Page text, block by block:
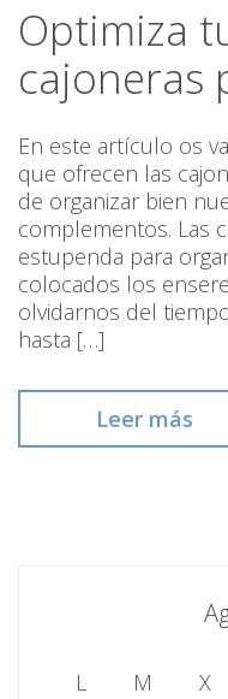
Optimiza
cajoneras
En este artículo os
que ofrecen las
de organizar bien
complementos. Las
estupenda para
colocados los
olvidarnos del
hasta […]
Leer más
L M X